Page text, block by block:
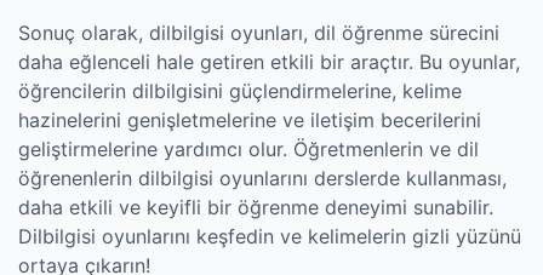
Sonuç olarak, dilbilgisi oyunları, dil öğrenme sürecini
daha eğlenceli hale getiren etkili bir araçtır. Bu oyunlar,
öğrencilerin dilbilgisini güçlendirmelerine, kelime
hazinelerini genişletmelerine ve iletişim becerilerini
geliştirmelerine yardımcı olur. Öğretmenlerin ve dil
öğrenenlerin dilbilgisi oyunlarını derslerde kullanması,
daha etkili ve keyifli bir öğrenme deneyimi sunabilir.
Dilbilgisi oyunlarını keşfedin ve kelimelerin gizli yüzünü
ortaya çıkarın!